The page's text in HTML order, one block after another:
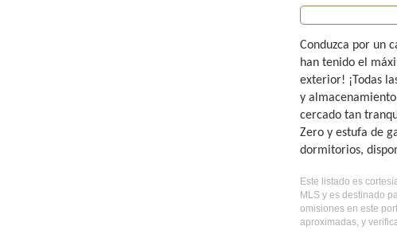
Conduzca por un
han tenido el
exterior! ¡Todas
y
cercado tan
Zero y estufa de
dormitorios,
Este listado es
MLS y es destinado
omisiones en este
aproximadas, y